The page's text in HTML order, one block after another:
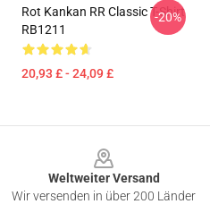
Rot Kankan RR Classic T-Shirt
RB1211
20,93 £ - 24,09 £
-20%
Weltweiter Versand
Wir versenden in über 200 Länder